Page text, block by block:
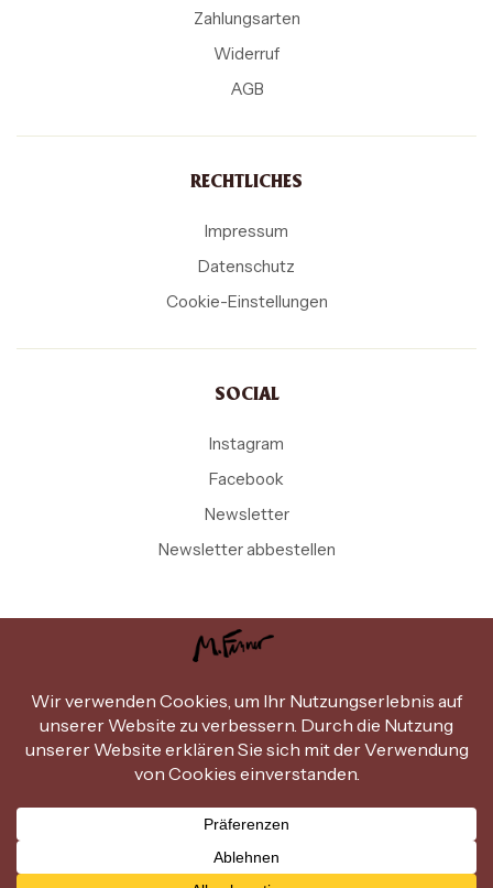
Zahlungsarten
Widerruf
AGB
RECHTLICHES
Impressum
Datenschutz
Cookie-Einstellungen
SOCIAL
Instagram
Facebook
Newsletter
Newsletter abbestellen
Copyright Michael Ferner © 2026.Design bymiammiam.at